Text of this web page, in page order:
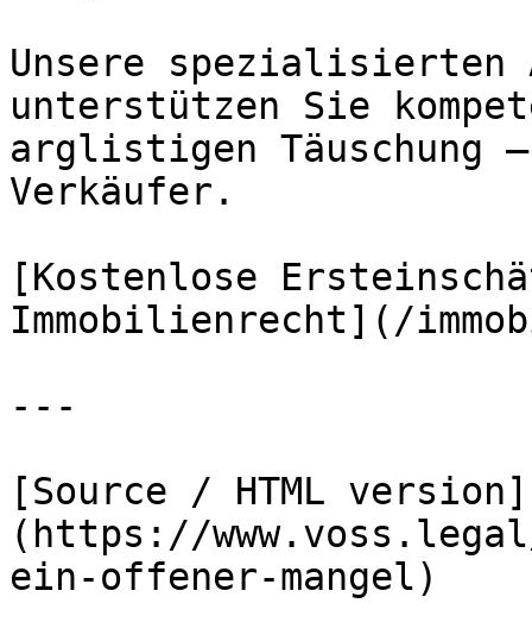
Unsere spezialisierten
unterstützen Sie
arglistigen Täuschung
Verkäufer.
[Kostenlose
Immobilienrecht](/
---
[Source / HTML version]
(https://